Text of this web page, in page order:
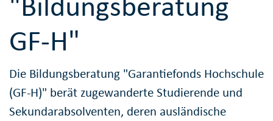
GF-H"
Die Bildungsberatung "Garantiefonds Hochschule
(GF-H)" berät zugewanderte Studierende und
Sekundarabsolventen, deren ausländische